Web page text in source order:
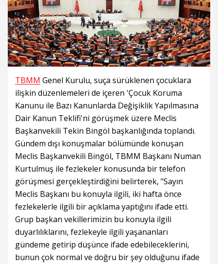
TBMM Genel Kurulu, suça sürüklenen çocuklara
ilişkin düzenlemeleri de içeren 'Çocuk Koruma
Kanunu ile Bazı Kanunlarda Değişiklik Yapılmasına
Dair Kanun Teklifi'ni görüşmek üzere Meclis
Başkanvekili Tekin Bingöl başkanlığında toplandı.
Gündem dışı konuşmalar bölümünde konuşan
Meclis Başkanvekili Bingöl, TBMM Başkanı Numan
Kurtulmuş ile fezlekeler konusunda bir telefon
görüşmesi gerçekleştirdiğini belirterek, "Sayın
Meclis Başkanı bu konuyla ilgili, iki hafta önce
fezlekelerle ilgili bir açıklama yaptığını ifade etti.
Grup başkan vekillerimizin bu konuyla ilgili
duyarlılıklarını, fezlekeyle ilgili yaşananları
gündeme getirip düşünce ifade edebileceklerini,
bunun çok normal ve doğru bir şey olduğunu ifade